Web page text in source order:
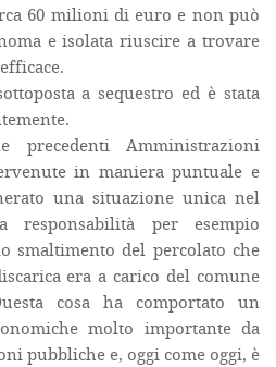
60 milioni di euro e non può
e isolata riuscire a trovare
a sequestro ed è stata
Amministrazioni
in maniera puntuale e
una situazione unica nel
responsabilità per esempio
smaltimento del percolato che
era a carico del comune
cosa ha comportato un
molto importante da
pubbliche e, oggi come oggi, è